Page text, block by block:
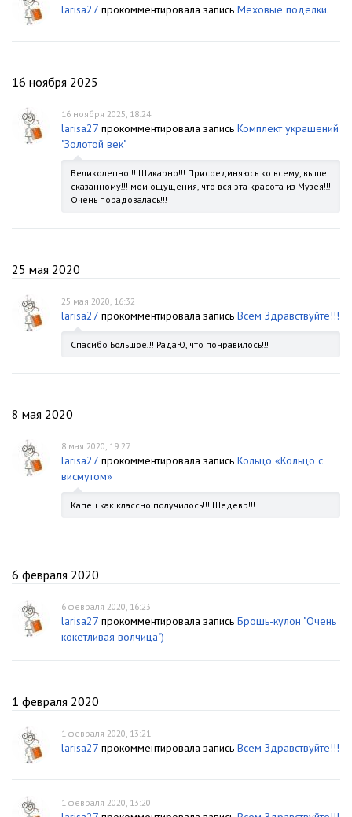
larisa27 прокомментировала запись Меховые поделки.
16 ноября 2025
16 ноября 2025, 18:24
larisa27 прокомментировала запись Комплект украшений
"Золотой век"
Великолепно!!! Шикарно!!! Присоединяюсь ко всему, выше
сказанному!!! мои ощущения, что вся эта красота из Музея!!!
Очень порадовалась!!!
25 мая 2020
25 мая 2020, 16:32
larisa27 прокомментировала запись Всем Здравствуйте!!!
Спасибо Большое!!! РадаЮ, что понравилось!!!
8 мая 2020
8 мая 2020, 19:27
larisa27 прокомментировала запись Кольцо «Кольцо с
висмутом»
Капец как классно получилось!!! Шедевр!!!
6 февраля 2020
6 февраля 2020, 16:23
larisa27 прокомментировала запись Брошь-кулон "Очень
кокетливая волчица")
1 февраля 2020
1 февраля 2020, 13:21
larisa27 прокомментировала запись Всем Здравствуйте!!!
1 февраля 2020, 13:20